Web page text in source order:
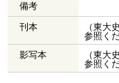
備考
刊本
（東大
参照く
影写本
（東大
参照く